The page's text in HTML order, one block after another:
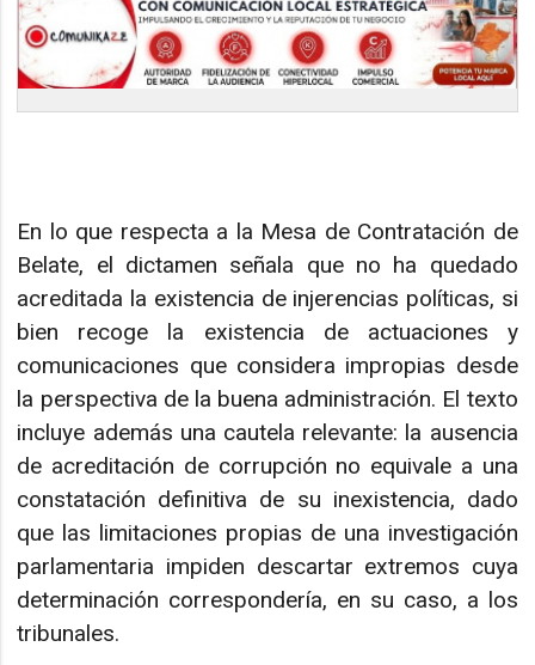
En lo que respecta a la Mesa de Contratación de
Belate, el dictamen señala que no ha quedado
acreditada la existencia de injerencias políticas, si
bien recoge la existencia de actuaciones y
comunicaciones que considera impropias desde
la perspectiva de la buena administración. El texto
incluye además una cautela relevante: la ausencia
de acreditación de corrupción no equivale a una
constatación definitiva de su inexistencia, dado
que las limitaciones propias de una investigación
parlamentaria impiden descartar extremos cuya
determinación correspondería, en su caso, a los
tribunales.